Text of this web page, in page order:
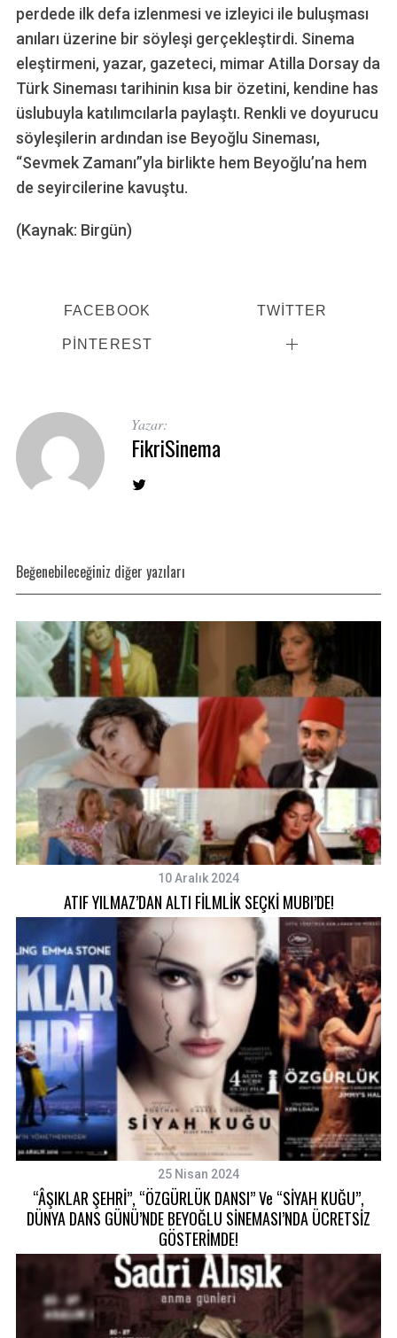
perdede ilk defa izlenmesi ve izleyici ile buluşması
anıları üzerine bir söyleşi gerçekleştirdi. Sinema
eleştirmeni, yazar, gazeteci, mimar Atilla Dorsay da
Türk Sineması tarihinin kısa bir özetini, kendine has
üslubuyla katılımcılarla paylaştı. Renkli ve doyurucu
söyleşilerin ardından ise Beyoğlu Sineması,
“Sevmek Zamanı”yla birlikte hem Beyoğlu’na hem
de seyircilerine kavuştu.
(Kaynak: Birgün)
FACEBOOK TWITTER
PINTEREST
Yazar:
FikriSinema
Beğenebileceğiniz diğer yazıları
10 Aralık 2024
ATIF YILMAZ’DAN ALTI FİLMLİK SEÇKİ MUBI’DE!
25 Nisan 2024
“ÂŞIKLAR ŞEHRİ”, “ÖZGÜRLÜK DANSI” Ve “SİYAH KUĞU”,
DÜNYA DANS GÜNÜ’NDE BEYOĞLU SİNEMASI’NDA ÜCRETSİZ
GÖSTERİMDE!